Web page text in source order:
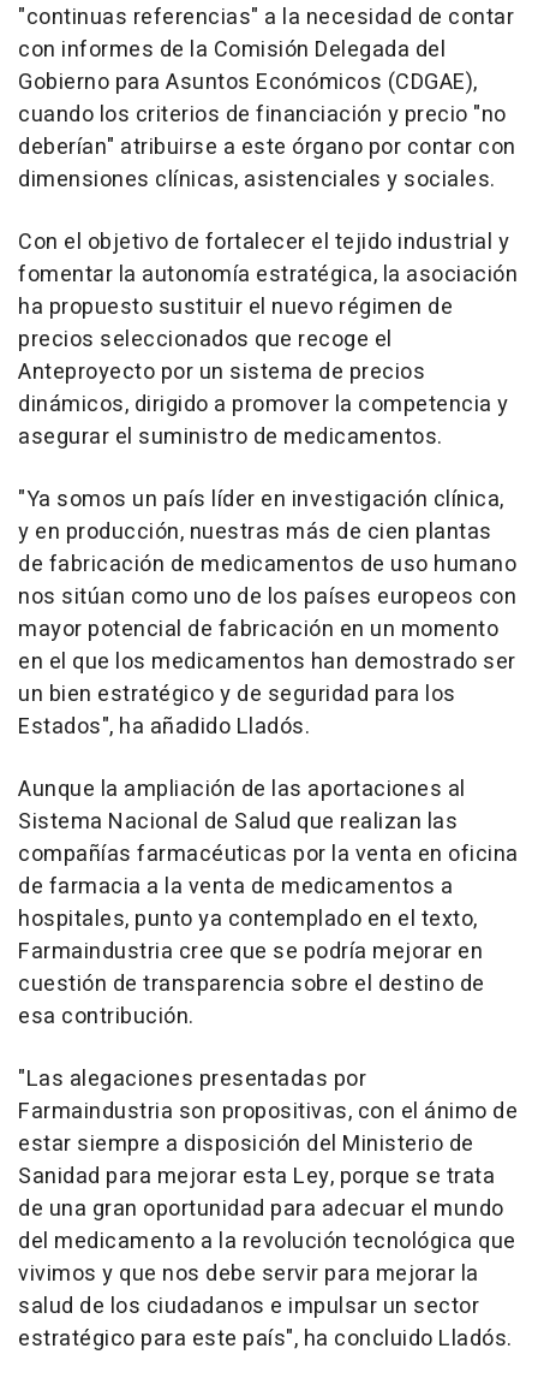
"continuas referencias" a la necesidad de contar
con informes de la Comisión Delegada del
Gobierno para Asuntos Económicos (CDGAE),
cuando los criterios de financiación y precio "no
deberían" atribuirse a este órgano por contar con
dimensiones clínicas, asistenciales y sociales.
Con el objetivo de fortalecer el tejido industrial y
fomentar la autonomía estratégica, la asociación
ha propuesto sustituir el nuevo régimen de
precios seleccionados que recoge el
Anteproyecto por un sistema de precios
dinámicos, dirigido a promover la competencia y
asegurar el suministro de medicamentos.
"Ya somos un país líder en investigación clínica,
y en producción, nuestras más de cien plantas
de fabricación de medicamentos de uso humano
nos sitúan como uno de los países europeos con
mayor potencial de fabricación en un momento
en el que los medicamentos han demostrado ser
un bien estratégico y de seguridad para los
Estados", ha añadido Lladós.
Aunque la ampliación de las aportaciones al
Sistema Nacional de Salud que realizan las
compañías farmacéuticas por la venta en oficina
de farmacia a la venta de medicamentos a
hospitales, punto ya contemplado en el texto,
Farmaindustria cree que se podría mejorar en
cuestión de transparencia sobre el destino de
esa contribución.
"Las alegaciones presentadas por
Farmaindustria son propositivas, con el ánimo de
estar siempre a disposición del Ministerio de
Sanidad para mejorar esta Ley, porque se trata
de una gran oportunidad para adecuar el mundo
del medicamento a la revolución tecnológica que
vivimos y que nos debe servir para mejorar la
salud de los ciudadanos e impulsar un sector
estratégico para este país", ha concluido Lladós.